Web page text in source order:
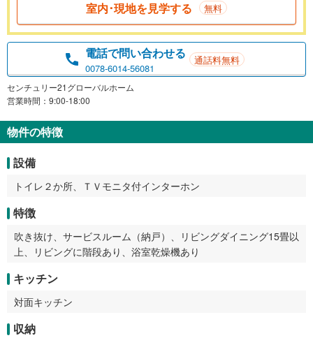
室内･現地を見学する 無料
電話で問い合わせる
0078-6014-56081
通話料無料
センチュリー21グローバルホーム
営業時間：9:00-18:00
物件の特徴
設備
トイレ２か所、ＴＶモニタ付インターホン
特徴
吹き抜け、サービスルーム（納戸）、リビングダイニング15畳以
上、リビングに階段あり、浴室乾燥機あり
キッチン
対面キッチン
収納